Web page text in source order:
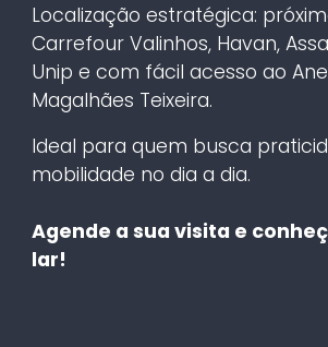
Localização estratégica:
Carrefour Valinhos, Havan,
Unip e com fácil acesso ao
Magalhães Teixeira.
Ideal para quem busca
mobilidade no dia a dia.
Agende a sua visita e
lar!